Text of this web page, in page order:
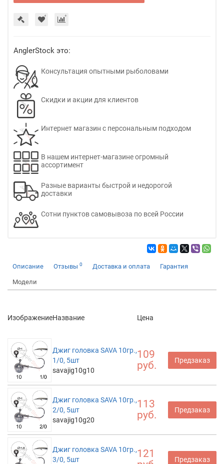
AnglerStock это:
Консультация опытными рыболовами
Скидки и акции для клиентов
Интернет магазин с персональным подходом
В нашем интернет-магазине огромный
ассортимент
Разные варианты быстрой и недорогой
доставки
Сотни пунктов самовывоза по всей России
Описание Отзывы 0 Доставка и оплата Гарантия
Модели
ИзображениеНазвание Цена
Джиг головка SAVA 10гр.,
1/0, 5шт
savajig10g10
109
руб.
Предзаказ
Джиг головка SAVA 10гр.,
2/0, 5шт
savajig10g20
113
руб.
Предзаказ
Джиг головка SAVA 10гр.,
3/0, 5шт
121
Предзаказ